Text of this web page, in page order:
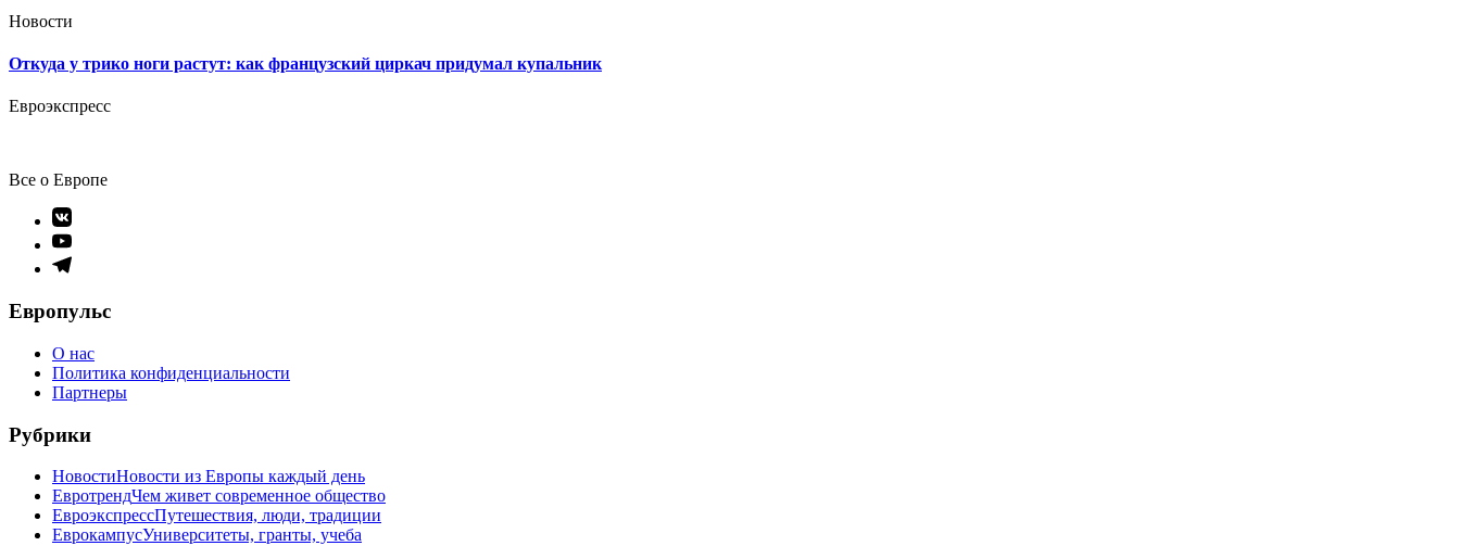
Новости
Откуда у трико ноги растут: как французский циркач придумал купальник
Евроэкспресс
Все о Европе
Элемент
меню
Элемент
меню
Элемент
Европульс
О нас
Политика конфиденциальности
Партнеры
Рубрики
НовостиНовости из Европы каждый день
ЕвротрендЧем живет современное общество
ЕвроэкспрессПутешествия, люди, традиции
ЕврокампусУниверситеты, гранты, учеба